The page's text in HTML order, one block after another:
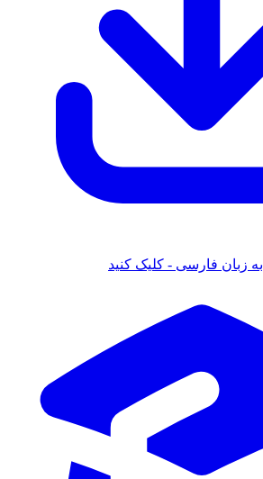
زبان فارسی - کلیک کنید